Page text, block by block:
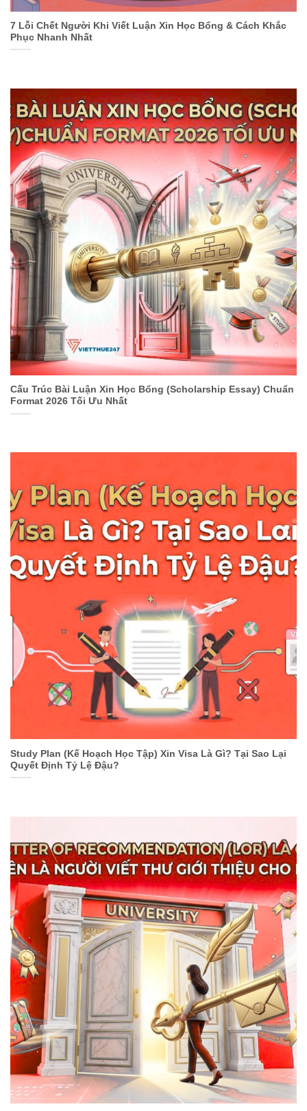
7 Lỗi Chết Người Khi Viết Luận Xin Học Bổng & Cách Khắc
Phục Nhanh Nhất
Cấu Trúc Bài Luận Xin Học Bổng (Scholarship Essay) Chuẩn
Format 2026 Tối Ưu Nhất
Study Plan (Kế Hoạch Học Tập) Xin Visa Là Gì? Tại Sao Lại
Quyết Định Tỷ Lệ Đậu?